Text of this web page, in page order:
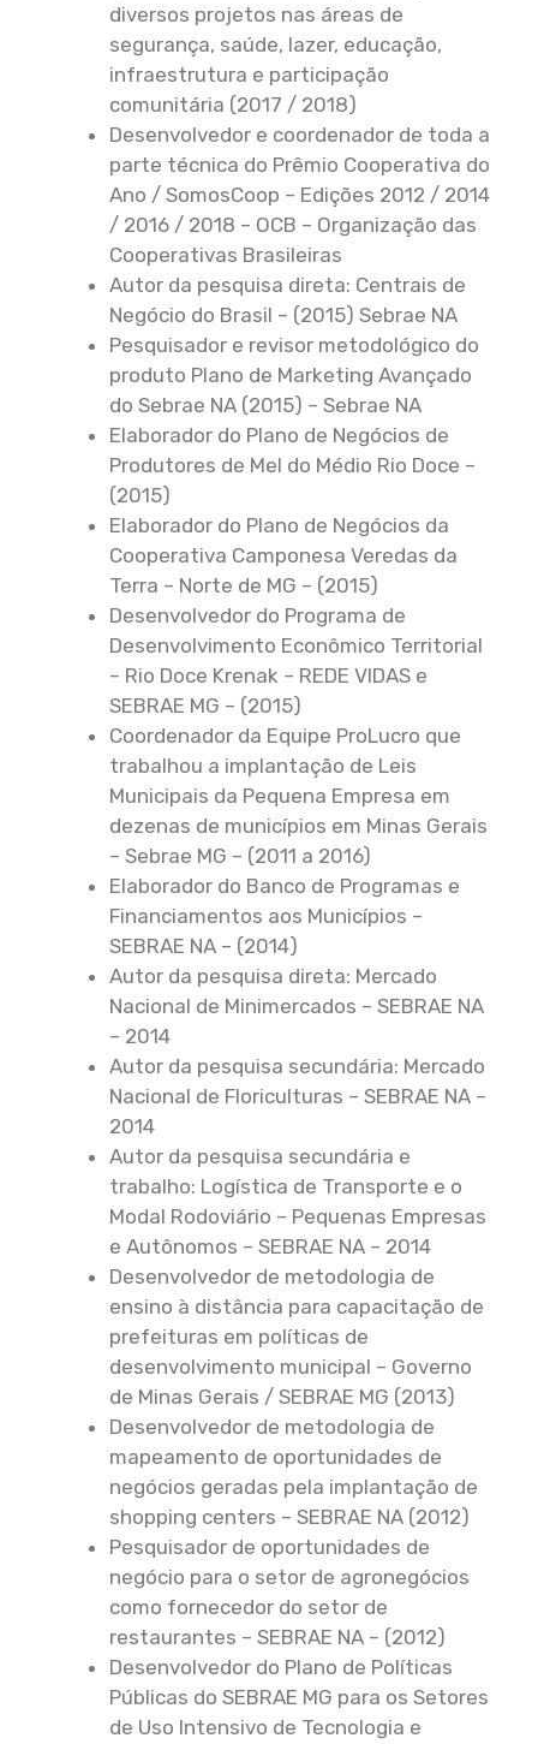
diversos projetos nas áreas de
segurança, saúde, lazer, educação,
infraestrutura e participação
comunitária (2017 / 2018)
Desenvolvedor e coordenador de toda a
parte técnica do Prêmio Cooperativa do
Ano / SomosCoop – Edições 2012 / 2014
/ 2016 / 2018 – OCB – Organização das
Cooperativas Brasileiras
Autor da pesquisa direta: Centrais de
Negócio do Brasil – (2015) Sebrae NA
Pesquisador e revisor metodológico do
produto Plano de Marketing Avançado
do Sebrae NA (2015) – Sebrae NA
Elaborador do Plano de Negócios de
Produtores de Mel do Médio Rio Doce –
(2015)
Elaborador do Plano de Negócios da
Cooperativa Camponesa Veredas da
Terra – Norte de MG – (2015)
Desenvolvedor do Programa de
Desenvolvimento Econômico Territorial
– Rio Doce Krenak – REDE VIDAS e
SEBRAE MG – (2015)
Coordenador da Equipe ProLucro que
trabalhou a implantação de Leis
Municipais da Pequena Empresa em
dezenas de municípios em Minas Gerais
– Sebrae MG – (2011 a 2016)
Elaborador do Banco de Programas e
Financiamentos aos Municípios –
SEBRAE NA – (2014)
Autor da pesquisa direta: Mercado
Nacional de Minimercados – SEBRAE NA
– 2014
Autor da pesquisa secundária: Mercado
Nacional de Floriculturas – SEBRAE NA –
2014
Autor da pesquisa secundária e
trabalho: Logística de Transporte e o
Modal Rodoviário – Pequenas Empresas
e Autônomos – SEBRAE NA – 2014
Desenvolvedor de metodologia de
ensino à distância para capacitação de
prefeituras em políticas de
desenvolvimento municipal – Governo
de Minas Gerais / SEBRAE MG (2013)
Desenvolvedor de metodologia de
mapeamento de oportunidades de
negócios geradas pela implantação de
shopping centers – SEBRAE NA (2012)
Pesquisador de oportunidades de
negócio para o setor de agronegócios
como fornecedor do setor de
restaurantes – SEBRAE NA – (2012)
Desenvolvedor do Plano de Políticas
Públicas do SEBRAE MG para os Setores
de Uso Intensivo de Tecnologia e